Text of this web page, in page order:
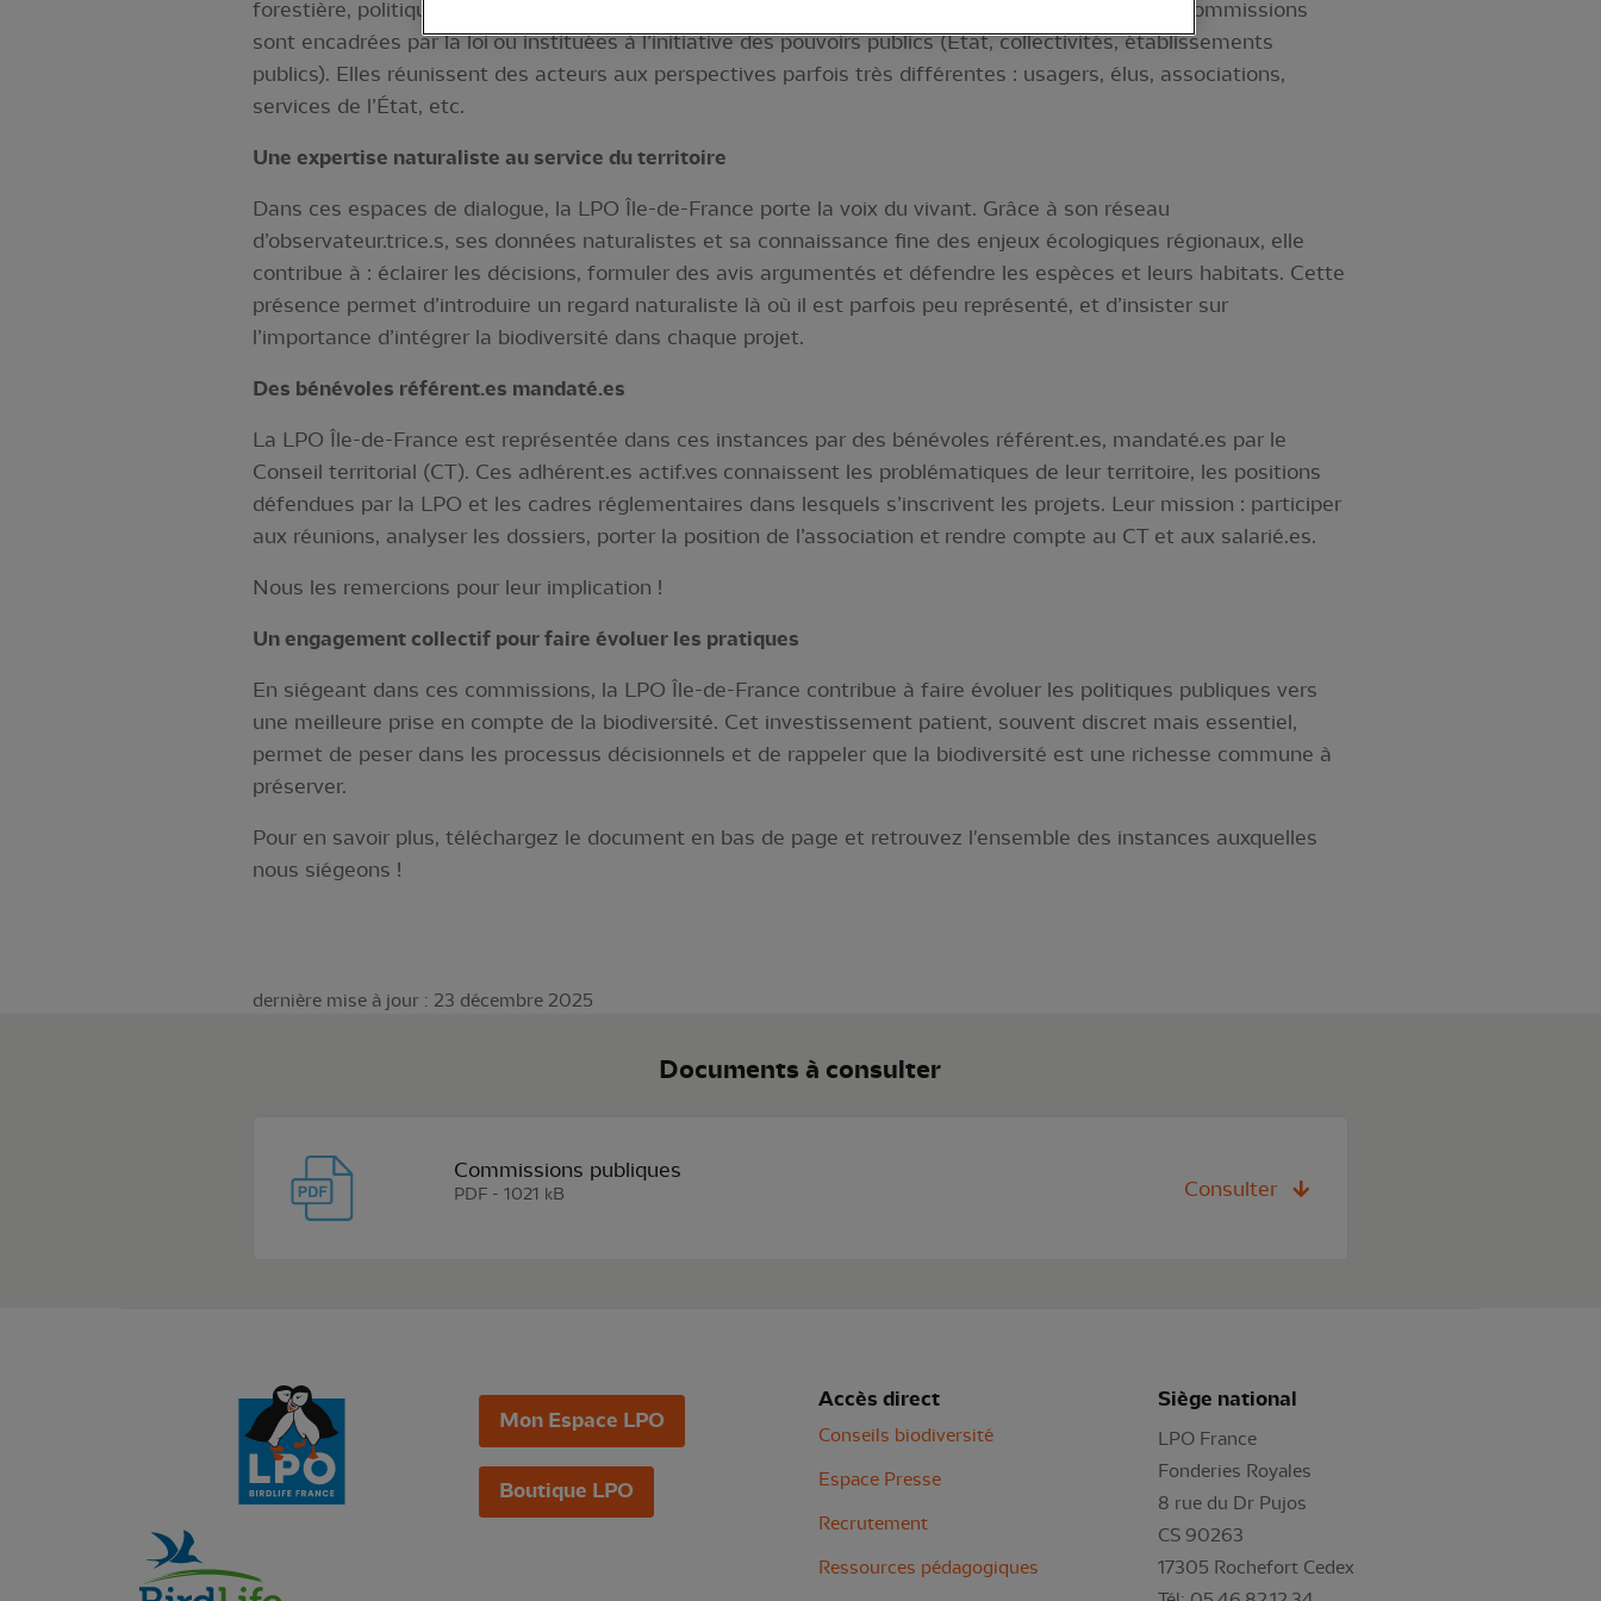
forestière, politiques agricoles, chasse, gestion des milieux naturels protégés... Certaines de ces commissions
sont encadrées par la loi ou instituées à l’initiative des pouvoirs publics (Etat, collectivités, établissements
publics). Elles réunissent des acteurs aux perspectives parfois très différentes : usagers, élus, associations,
services de l’État, etc.
Une expertise naturaliste au service du territoire
Dans ces espaces de dialogue, la LPO Île-de-France porte la voix du vivant. Grâce à son réseau
d’observateur.trice.s, ses données naturalistes et sa connaissance fine des enjeux écologiques régionaux, elle
contribue à : éclairer les décisions, formuler des avis argumentés et défendre les espèces et leurs habitats. Cette
présence permet d’introduire un regard naturaliste là où il est parfois peu représenté, et d’insister sur
l’importance d’intégrer la biodiversité dans chaque projet.
Des bénévoles référent.es mandaté.es
La LPO Île-de-France est représentée dans ces instances par des bénévoles référent.es, mandaté.es par le
Conseil territorial (CT). Ces adhérent.es actif.ves connaissent les problématiques de leur territoire, les positions
défendues par la LPO et les cadres réglementaires dans lesquels s’inscrivent les projets. Leur mission : participer
aux réunions, analyser les dossiers, porter la position de l’association et rendre compte au CT et aux salarié.es.
Nous les remercions pour leur implication !
Un engagement collectif pour faire évoluer les pratiques
En siégeant dans ces commissions, la LPO Île-de-France contribue à faire évoluer les politiques publiques vers
une meilleure prise en compte de la biodiversité. Cet investissement patient, souvent discret mais essentiel,
permet de peser dans les processus décisionnels et de rappeler que la biodiversité est une richesse commune à
préserver.
Pour en savoir plus, téléchargez le document en bas de page et retrouvez l'ensemble des instances auxquelles
nous siégeons !
dernière mise à jour : 23 décembre 2025
Documents à consulter
Commissions publiques
PDF - 1021 kB Consulter
Mon Espace LPO
Boutique LPO
Accès direct
Conseils biodiversité
Espace Presse
Recrutement
Ressources pédagogiques
Siège national
LPO France
Fonderies Royales
8 rue du Dr Pujos
CS 90263
17305 Rochefort Cedex